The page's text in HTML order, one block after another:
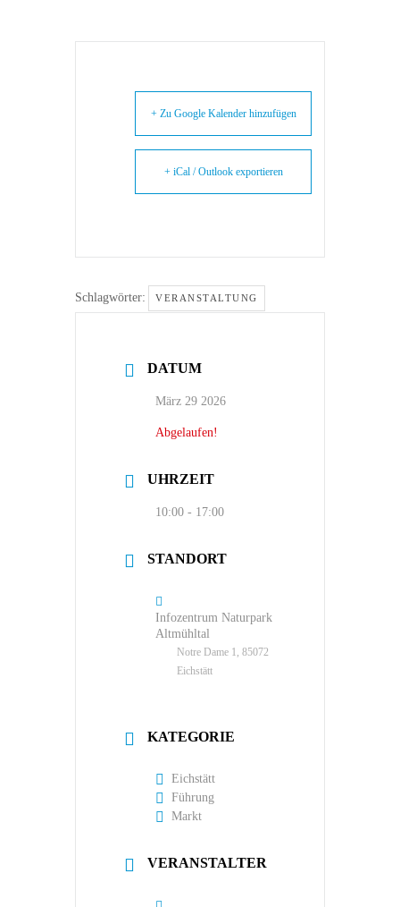
+ Zu Google Kalender hinzufügen
+ iCal / Outlook exportieren
Schlagwörter: VERANSTALTUNG
DATUM
März 29 2026
Abgelaufen!
UHRZEIT
10:00 - 17:00
STANDORT
Infozentrum Naturpark
Altmühltal
Notre Dame 1, 85072
Eichstätt
KATEGORIE
Eichstätt
Führung
Markt
VERANSTALTER